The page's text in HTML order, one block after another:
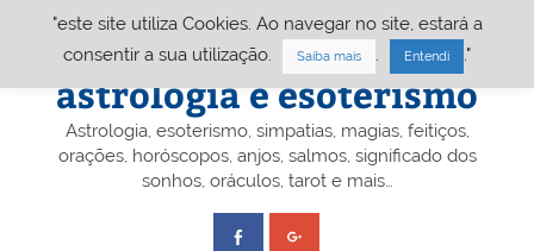
Portal A&E – Portal
astrologia e esoterismo
Astrologia, esoterismo, simpatias, magias, feitiços,
orações, horóscopos, anjos, salmos, significado dos
sonhos, oráculos, tarot e mais…
"este site utiliza Cookies. Ao navegar no site, estará a
consentir a sua utilização.
Saiba mais Entendi ."